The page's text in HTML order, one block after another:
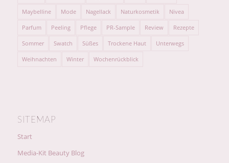
Maybelline Mode Nagellack Naturkosmetik Nivea
Parfum Peeling Pflege PR-Sample Review Rezepte
Sommer Swatch Süßes Trockene Haut Unterwegs
Weihnachten Winter Wochenrückblick
SITEMAP
Start
Media-Kit Beauty Blog